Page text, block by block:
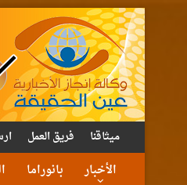
ميثاقنا فريق العمل
الأخبار بانوراما